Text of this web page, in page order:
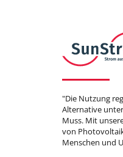
"Die Nutzung
Alternative
Muss. Mit
von
Menschen und